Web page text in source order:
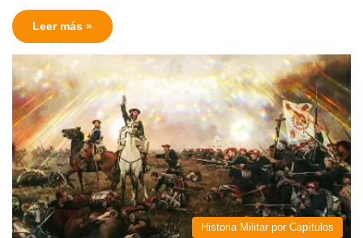
Leer más »
Historia Militar por Capítulos